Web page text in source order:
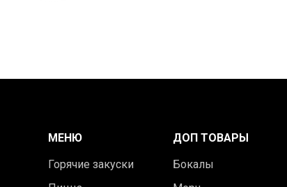
МЕНЮ
Горячие закуски
ДОП ТОВАРЫ
Бокалы